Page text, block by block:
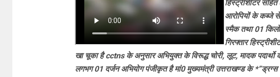
हिस्ट्रीशीटर
आरोपियों के कब्जे
स्मैक तथा 01
गिरफ्तार
खा चूका है cctns के अनुसार अभियुक्त के विरूद्ध चोरी, लूट, मादक
लगभग 01 दर्जन अभियोग पंजीकृत है मां0 मुख्यमंत्री उत्तराखण्ड के